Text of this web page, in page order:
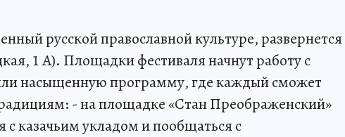
русской православной культуре, развернется
1 А). Площадки фестиваля начнут работу с
насыщенную программу, где каждый сможет
- на площадке «Стан Преображенский»
казачьим укладом и пообщаться с